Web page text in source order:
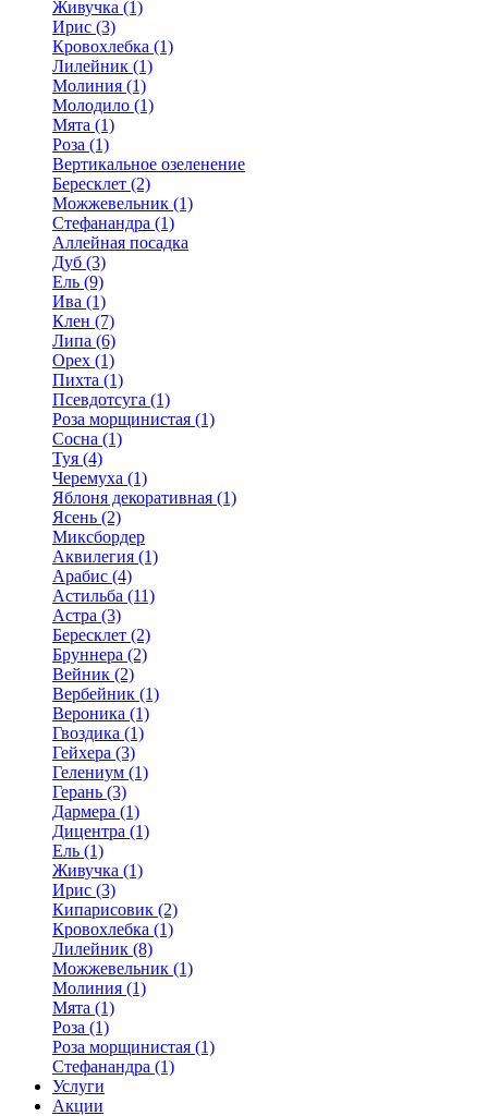
Живучка (1)
Ирис (3)
Кровохлебка (1)
Лилейник (1)
Молиния (1)
Молодило (1)
Мята (1)
Роза (1)
Вертикальное озеленение
Бересклет (2)
Можжевельник (1)
Стефанандра (1)
Аллейная посадка
Дуб (3)
Ель (9)
Ива (1)
Клен (7)
Липа (6)
Орех (1)
Пихта (1)
Псевдотсуга (1)
Роза морщинистая (1)
Сосна (1)
Туя (4)
Черемуха (1)
Яблоня декоративная (1)
Ясень (2)
Миксбордер
Аквилегия (1)
Арабис (4)
Астильба (11)
Астра (3)
Бересклет (2)
Бруннера (2)
Вейник (2)
Вербейник (1)
Вероника (1)
Гвоздика (1)
Гейхера (3)
Гелениум (1)
Герань (3)
Дармера (1)
Дицентра (1)
Ель (1)
Живучка (1)
Ирис (3)
Кипарисовик (2)
Кровохлебка (1)
Лилейник (8)
Можжевельник (1)
Молиния (1)
Мята (1)
Роза (1)
Роза морщинистая (1)
Стефанандра (1)
Услуги
Акции